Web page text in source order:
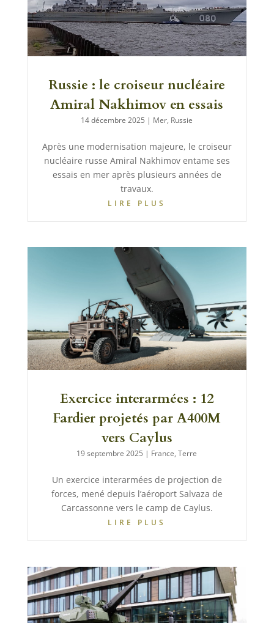
Russie : le croiseur nucléaire
Amiral Nakhimov en essais
14 décembre 2025 | Mer, Russie
Après une modernisation majeure, le croiseur
nucléaire russe Amiral Nakhimov entame ses
essais en mer après plusieurs années de
travaux.
LIRE PLUS
Exercice interarmées : 12
Fardier projetés par A400M
vers Caylus
19 septembre 2025 | France,Terre
Un exercice interarmées de projection de
forces, mené depuis l’aéroport Salvaza de
Carcassonne vers le camp de Caylus.
LIRE PLUS